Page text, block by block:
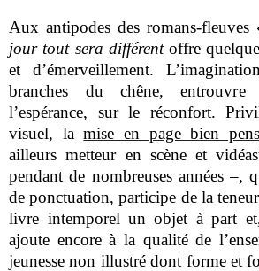
Aux antipodes des romans-
jour tout sera différentoffre
et d’émerveillement.
branches du chêne,
l’espérance, sur le réconfort.
visuel, lamise en page bien
ailleurs metteur en scène et
pendant de nombreuses années –,
de ponctuation, participe de la
livre intemporel un objet à part
ajoute encore à la qualité de
jeunesse non illustré dont forme et